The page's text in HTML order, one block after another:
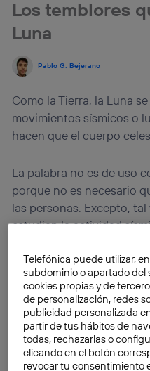
Los temblores
Luna
Pablo G. Bejerano
Como la Tierra, la Luna
movimientos sísmicos o
hacen que el cuerpo
La palabra no es de uso
porque no es necesario
las personas. Excepto,
estudian la actividad
en la Luna, ocasionados
tectónicos.
Igual que en la Tierra
producen Lunamotos.
nos afectan, aunque
prestan atención a
Telefónica puede utilizar,
subdominio o apartado del
cookies propias y de
de personalización, redes
publicidad personalizada
partir de tus hábitos de
todas, rechazarlas o
clicando en el botón
revocar tu consentimiento